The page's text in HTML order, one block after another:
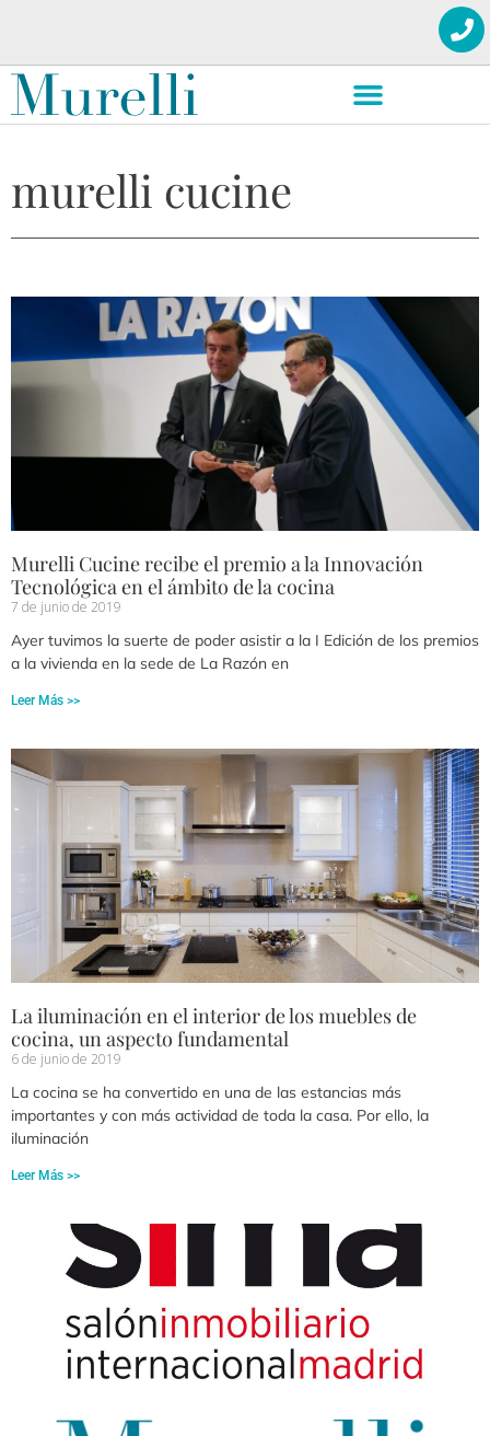
murelli cucine
Murelli Cucine recibe el premio a la Innovación
Tecnológica en el ámbito de la cocina
7 de junio de 2019
Ayer tuvimos la suerte de poder asistir a la I Edición de los premios
a la vivienda en la sede de La Razón en
Leer Más >>
La iluminación en el interior de los muebles de
cocina, un aspecto fundamental
6 de junio de 2019
La cocina se ha convertido en una de las estancias más
importantes y con más actividad de toda la casa. Por ello, la
iluminación
Leer Más >>